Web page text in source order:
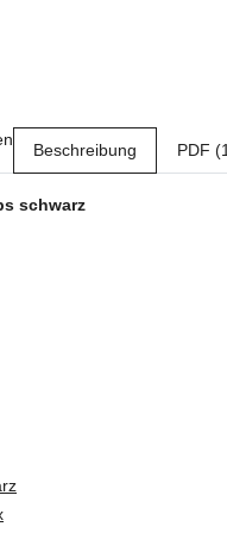
Beschreibung PDF
schwarz